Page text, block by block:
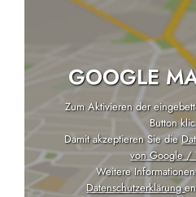
GOOGLE
Zum Aktivieren der
Button
Damit akzeptieren Sie die
von Google /
Weitere
Datenschutzerklärung